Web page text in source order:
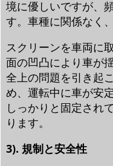
境に優しいですが、
す。車種に関係なく
スクリーンを車両に
面の凹凸により車が
全上の問題を引き起
め、運転中に車が安
しっかりと固定され
ります。
3). 規制と安全性